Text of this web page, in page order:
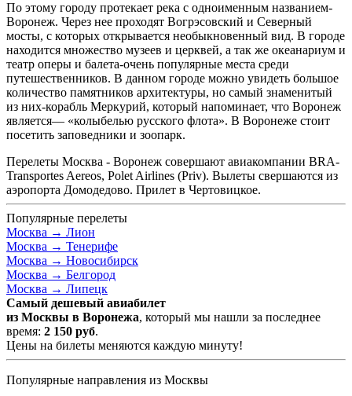
По этому городу протекает река с одноименным названием-
Воронеж. Через нее проходят Вогрэсовский и Северный
мосты, с которых открывается необыкновенный вид. В городе
находится множество музеев и церквей, а так же океанариум и
театр оперы и балета-очень популярные места среди
путешественников. В данном городе можно увидеть большое
количество памятников архитектуры, но самый знаменитый
из них-корабль Меркурий, который напоминает, что Воронеж
является— «колыбелью русского флота». В Воронеже стоит
посетить заповедники и зоопарк.
Перелеты Москва - Воронеж совершают авиакомпании BRA-
Transportes Aereos, Polet Airlines (Priv). Вылеты свершаются из
аэропорта Домодедово. Прилет в Чертовицкое.
Популярные перелеты
Москва → Лион
Москва → Тенерифе
Москва → Новосибирск
Москва → Белгород
Москва → Липецк
Самый дешевый авиабилет
из Москвы в Воронежа, который мы нашли за последнее
время: 2 150 руб.
Цены на билеты меняются каждую минуту!
Популярные направления из Москвы